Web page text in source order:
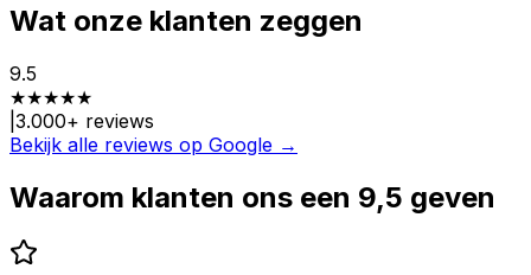
Wat onze klanten zeggen
9.5
★★★★★
3.000+ reviews
Bekijk alle reviews op Google →
Waarom klanten ons een 9,5 geven